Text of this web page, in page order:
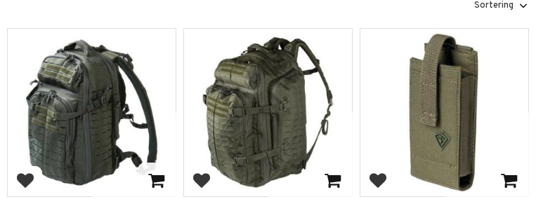
Lägg till i favoriter Lägg till i favoriter Lägg till i favoriter